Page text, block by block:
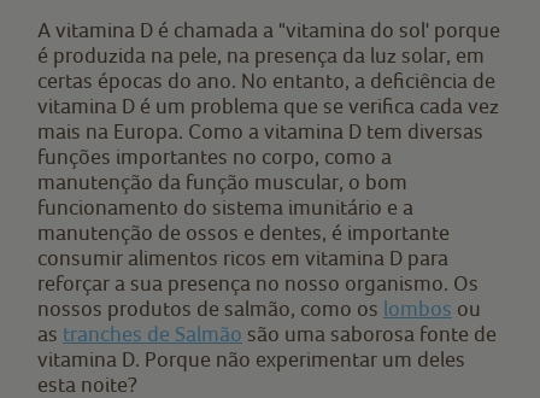
A vitamina D é chamada a "vitamina do sol' porque
é produzida na pele, na presença da luz solar, em
certas épocas do ano. No entanto, a deficiência de
vitamina D é um problema que se verifica cada vez
mais na Europa. Como a vitamina D tem diversas
funções importantes no corpo, como a
manutenção da função muscular, o bom
funcionamento do sistema imunitário e a
manutenção de ossos e dentes, é importante
consumir alimentos ricos em vitamina D para
reforçar a sua presença no nosso organismo. Os
nossos produtos de salmão, como os lombos ou
as tranches de Salmão são uma saborosa fonte de
vitamina D. Porque não experimentar um deles
esta noite?